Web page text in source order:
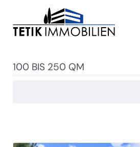
100 BIS 250 QM